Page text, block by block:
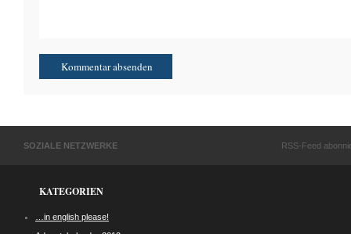
SOZIALE NETZWERKE RSS-Feed
KATEGORIEN
…in english please!